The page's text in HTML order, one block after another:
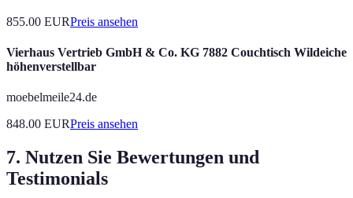
855.00 EURPreis ansehen
Vierhaus Vertrieb GmbH & Co. KG 7882 Couchtisch Wildeiche
höhenverstellbar
moebelmeile24.de
848.00 EURPreis ansehen
7. Nutzen Sie Bewertungen und
Testimonials